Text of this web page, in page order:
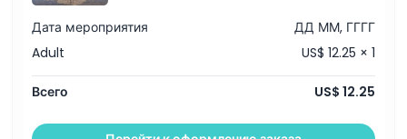
Дата мероприятия
ДД ММ, ГГГГ
Adult
US$ 12.25 × 1
Всего US$ 12.25